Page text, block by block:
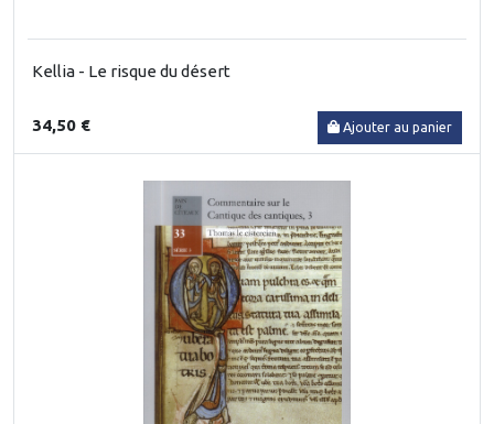
Kellia - Le risque du désert
34,50 € Ajouter au panier